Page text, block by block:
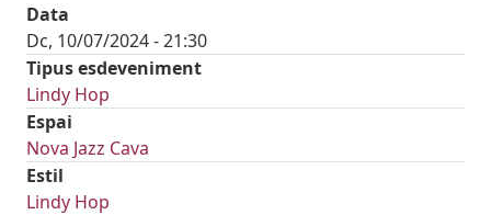
Data
Dc, 10/07/2024 - 21:30
Tipus esdeveniment
Lindy Hop
Espai
Nova Jazz Cava
Estil
Lindy Hop